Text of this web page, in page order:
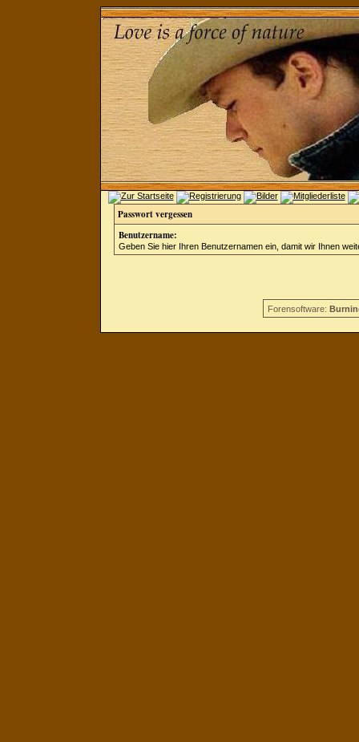
Passwort vergessen
Benutzername:
Geben Sie hier Ihren Benutzernamen ein, damit wir Ihnen
Forensoftware: